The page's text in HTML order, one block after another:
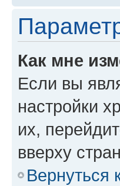
Как мне
Если вы
настройки
их,
вверху
Вернуться